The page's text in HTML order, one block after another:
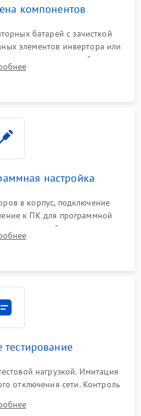
компонентов
батарей с зачисткой
элементов инвертора или
новых радиодеталей.
токоведущих дорожек и
настройка
в корпус, подключение
к ПК для программной
настройки порогов
счетчиков старения АКБ.
нагрузкой. Имитация
отключения сети. Контроль
температурного режима и
выходного сигнала.